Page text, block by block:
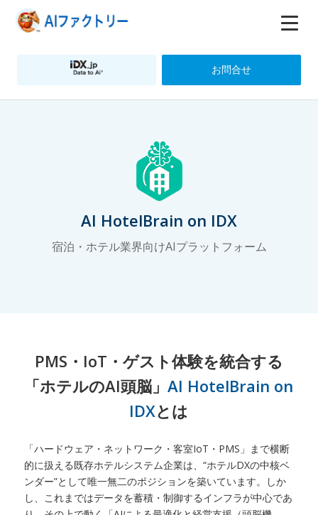
お問合せ
AI HotelBrain on IDX
宿泊・ホテル業界向けAIプラットフォーム
PMS・IoT・ゲスト体験を統合する
「ホテルのAI頭脳」AI HotelBrain on
IDXとは
「ハードウェア・ネットワーク・客室IoT・PMS」まで横断
的に扱える既存ホテルシステム企業は、“ホテルDXの中核ベ
ンダー”として唯一無二のポジションを築いています。しか
し、これまではデータを蓄積・制御するインフラが中心であ